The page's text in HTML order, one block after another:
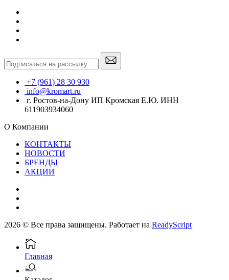
+7 (961) 28 30 930
info@kromart.ru
г. Ростов-на-Дону ИП Кромская Е.Ю. ИНН
611903934060
О Компании
КОНТАКТЫ
НОВОСТИ
БРЕНДЫ
АКЦИИ
2026 © Все права защищены. Работает на ReadyScript
Главная